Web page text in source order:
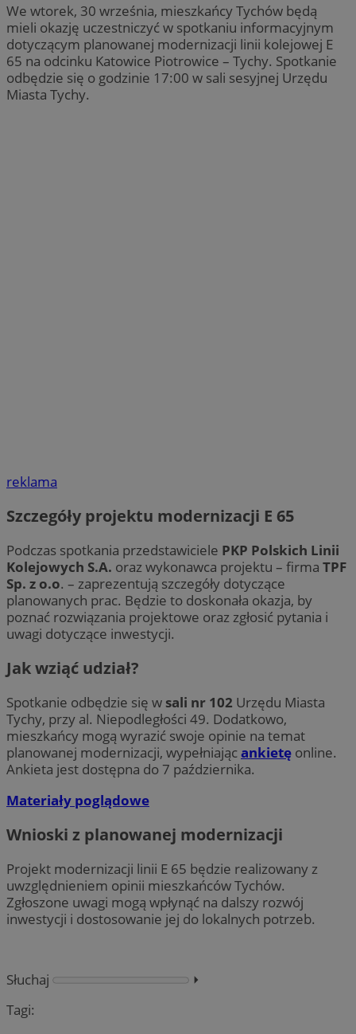
We wtorek, 30 września, mieszkańcy Tychów będą
mieli okazję uczestniczyć w spotkaniu informacyjnym
dotyczącym planowanej modernizacji linii kolejowej E
65 na odcinku Katowice Piotrowice – Tychy. Spotkanie
odbędzie się o godzinie 17:00 w sali sesyjnej Urzędu
Miasta Tychy.
reklama
Szczegóły projektu modernizacji E 65
Podczas spotkania przedstawiciele PKP Polskich Linii
Kolejowych S.A. oraz wykonawca projektu – firma TPF
Sp. z o.o. – zaprezentują szczegóły dotyczące
planowanych prac. Będzie to doskonała okazja, by
poznać rozwiązania projektowe oraz zgłosić pytania i
uwagi dotyczące inwestycji.
Jak wziąć udział?
Spotkanie odbędzie się w sali nr 102 Urzędu Miasta
Tychy, przy al. Niepodległości 49. Dodatkowo,
mieszkańcy mogą wyrazić swoje opinie na temat
planowanej modernizacji, wypełniającankietę online.
Ankieta jest dostępna do 7 października.
Materiały poglądowe
Wnioski z planowanej modernizacji
Projekt modernizacji linii E 65 będzie realizowany z
uwzględnieniem opinii mieszkańców Tychów.
Zgłoszone uwagi mogą wpłynąć na dalszy rozwój
inwestycji i dostosowanie jej do lokalnych potrzeb.
Słuchaj
⏵︎
Tagi: